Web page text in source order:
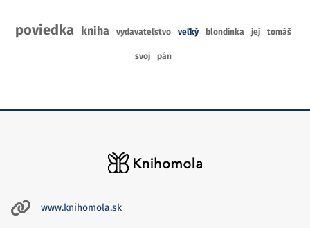
poviedka kniha vydavateľstvo veľký blondínka jej tomáš
svoj pán
www.knihomola.sk